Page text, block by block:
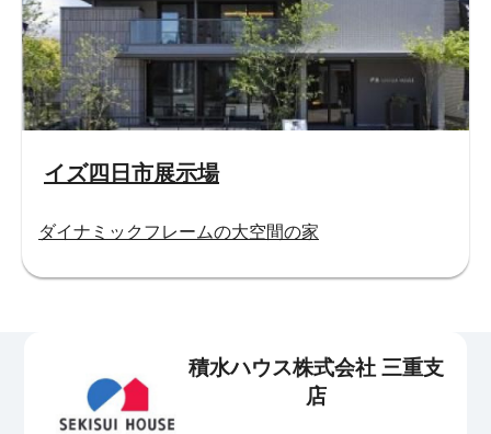
イズ四日市展示場
ダイナミックフレームの大空間の家
積水ハウス株式会社 三重支
店